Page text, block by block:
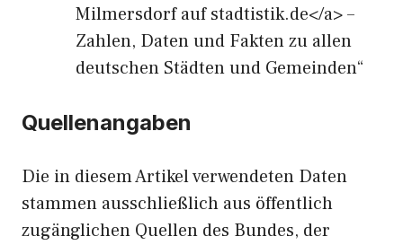
Milmersdorf auf stadtistik.de</a> –
Zahlen, Daten und Fakten zu allen
deutschen Städten und Gemeinden“
Quellenangaben
Die in diesem Artikel verwendeten Daten
stammen ausschließlich aus öffentlich
zugänglichen Quellen des Bundes, der